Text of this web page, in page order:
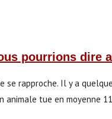
pourrions dire
se rapproche. Il y a
animale tue en